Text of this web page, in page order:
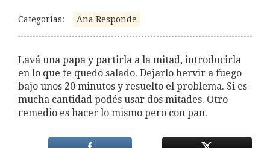
Categorías: Ana Responde
Lavá una papa y partirla a la mitad, introducirla
en lo que te quedó salado. Dejarlo hervir a fuego
bajo unos 20 minutos y resuelto el problema. Si es
mucha cantidad podés usar dos mitades. Otro
remedio es hacer lo mismo pero con pan.